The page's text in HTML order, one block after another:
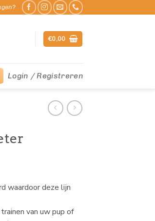
€0,00
Login / Registreren
waardoor deze lijn
van uw pup of